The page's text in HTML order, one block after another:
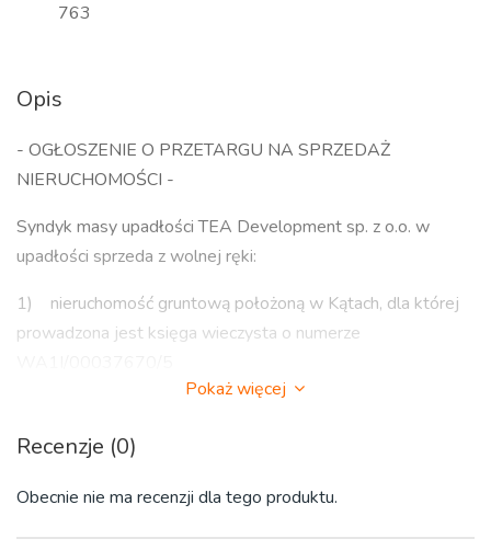
763
Opis
- OGŁOSZENIE O PRZETARGU NA SPRZEDAŻ
NIERUCHOMOŚCI -
Syndyk masy upadłości TEA Development sp. z o.o. w
upadłości sprzeda z wolnej ręki:
1) nieruchomość gruntową położoną w Kątach, dla której
prowadzona jest księga wieczysta o numerze
gruntowej położonej w Kątach, dla której prowadzona jest
Pokaż więcej
Recenzje (0)
Obecnie nie ma recenzji dla tego produktu.